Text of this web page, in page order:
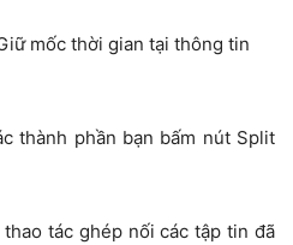
mốc thời gian tại thông tin
thành phần bạn bấm nút Split
tác ghép nối các tập tin đã